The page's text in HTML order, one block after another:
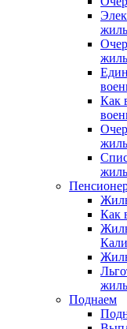
Как
Как
Поднаем